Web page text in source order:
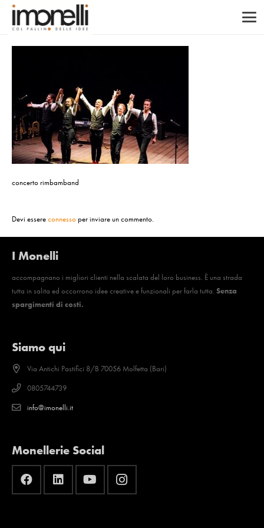
concerto rimbamband
Devi essere connessoper inviare un commento.
I Monelli
accompagnano i migliori clienti nella scalata del loro business. È una strada
tutta in salita ed occorrono idee creative e funzionali per farla tutta. Senza
spargimenti di costi.
Siamo qui
Via Antichi Pastifici 8/B 70056 Molfetta (Bari)
0805744739
info@imonelli.it
Monellerie Social